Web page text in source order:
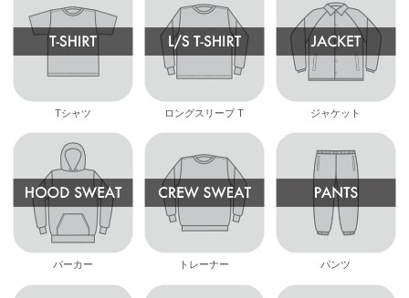
Tシャツ ロングスリーブ T ジャケット
パーカー トレーナー パンツ